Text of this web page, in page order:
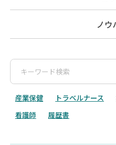
ノウ
産業保健 トラベルナース
看護師
履歴書